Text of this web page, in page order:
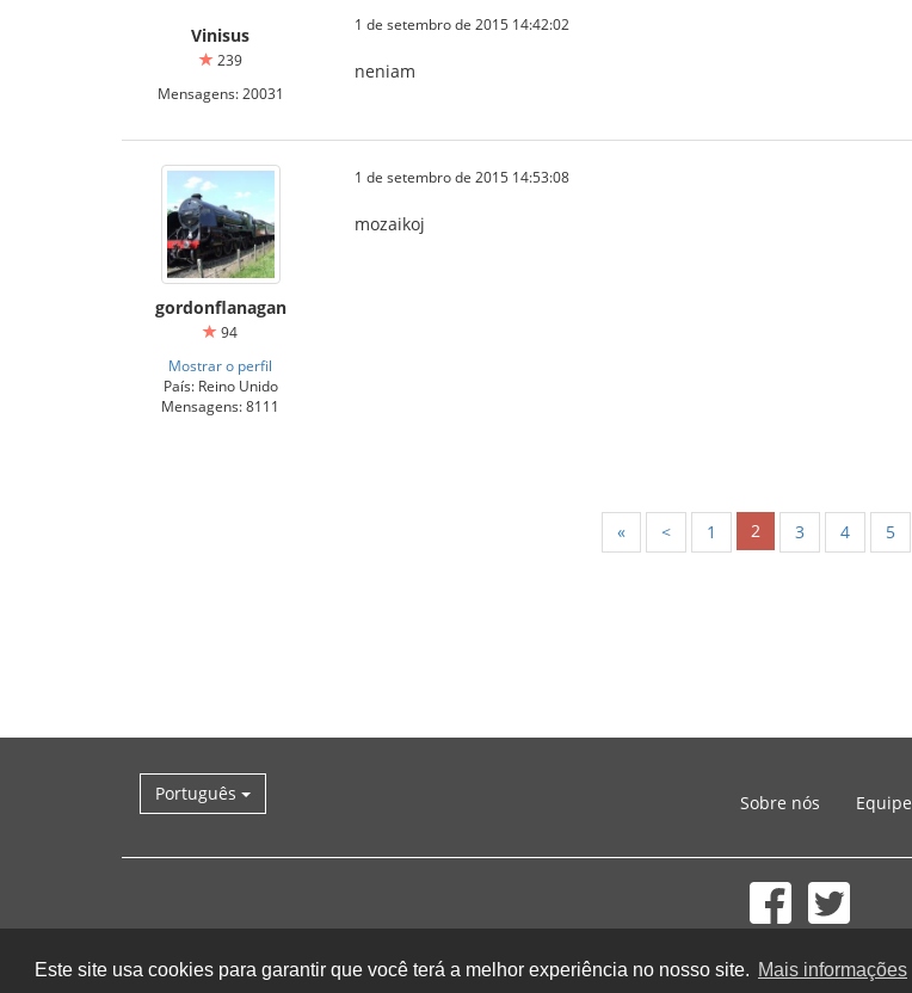
Este site usa cookies para garantir que você terá a melhor experiência no nosso site. Mais informações
Vinisus
239
Mensagens: 20031
1 de setembro de 2015 14:42:02
neniam
gordonflanagan
94
Mostrar o perfil
País: Reino Unido
Mensagens: 8111
1 de setembro de 2015 14:53:08
mozaikoj
« < 1 2 3 4 5
Português Sobre nós Equipe